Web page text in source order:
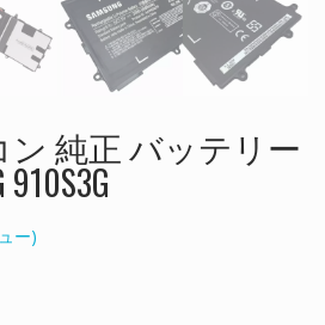
ン 純正 バッテリー
ー)